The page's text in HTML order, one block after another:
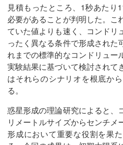
見積もったところ、1秒あた
必要があることが判明した。こ
ていた値よりも速く、コンドリ
ったく異なる条件で形成された
れまでの標準的なコンドリュー
実験結果に基づいて検討されて
はそれらのシナリオを根底か
る。
惑星形成の理論研究によると、
リメートルサイズからセンチメ
形成において重要な役割を果